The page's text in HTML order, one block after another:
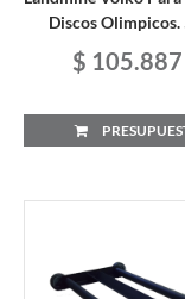
Discos Olimpicos.
$ 105.887